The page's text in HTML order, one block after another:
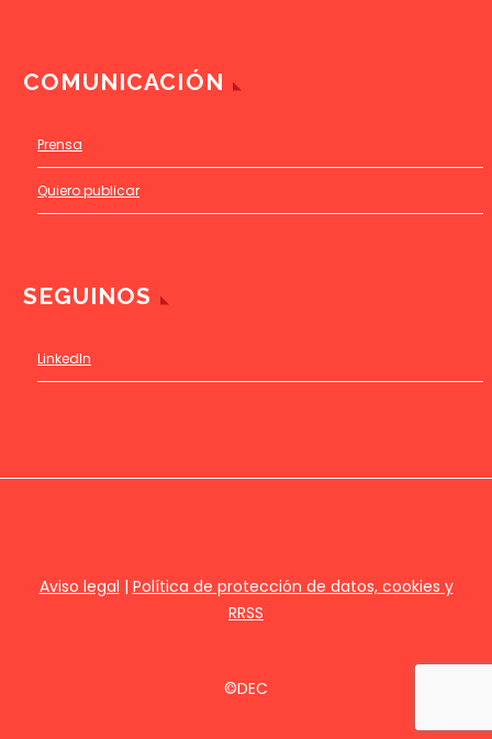
COMUNICACIÓN
Prensa
Quiero publicar
SEGUINOS
LinkedIn
Aviso legal | Política de protección de datos, cookies y
RRSS
©DEC